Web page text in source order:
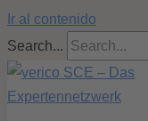
Ir al contenido
Search...